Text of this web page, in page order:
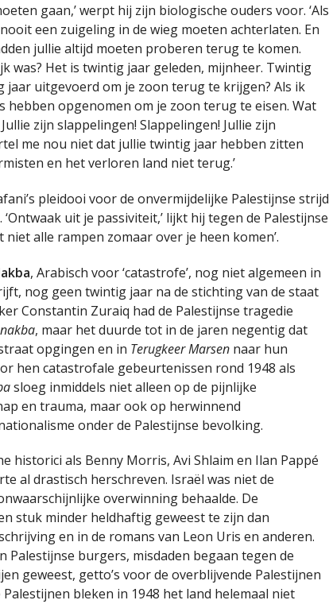
gaan,’ werpt hij zijn biologische ouders voor. ‘Als
een zuigeling in de wieg moeten achterlaten. En
jullie altijd moeten proberen terug te komen.
was? Het is twintig jaar geleden, mijnheer. Twintig
jaar uitgevoerd om je zoon terug te krijgen? Als ik
hebben opgenomen om je zoon terug te eisen. Wat
zijn slappelingen! Slappelingen! Jullie zijn
me nou niet dat jullie twintig jaar hebben zitten
en het verloren land niet terug.’
pleidooi voor de onvermijdelijke Palestijnse strijd
uit je passiviteit,’ lijkt hij tegen de Palestijnse
alle rampen zomaar over je heen komen’.
, Arabisch voor ‘catastrofe’, nog niet algemeen in
nog geen twintig jaar na de stichting van de staat
Constantin Zuraiq had de Palestijnse tragedie
nakba, maar het duurde tot in de jaren negentig dat
opgingen en in Terugkeer Marsen naar hun
hen catastrofale gebeurtenissen rond 1948 als
sloeg inmiddels niet alleen op de pijnlijke
en trauma, maar ook op herwinnend
onder de Palestijnse bevolking.
historici als Benny Morris, Avi Shlaim en Ilan Pappé
al drastisch herschreven. Israël was niet de
overwinning behaalde. De
stuk minder heldhaftig geweest te zijn dan
en in de romans van Leon Uris en anderen.
Palestijnse burgers, misdaden begaan tegen de
geweest, getto’s voor de overblijvende Palestijnen
bleken in 1948 het land helemaal niet